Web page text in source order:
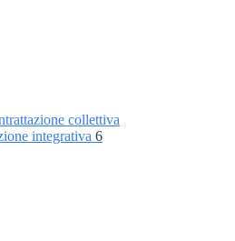
collettiva
integrativa 6